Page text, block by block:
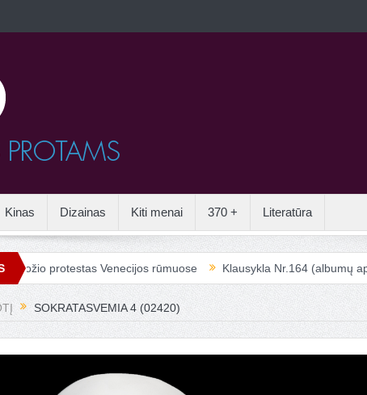
Kinas Dizainas Kiti menai 370 + Literatūra
protestas Venecijos rūmuose Klausykla Nr.164 (albumų apžvalga)
SOKRATASVEMIA 4 (02420)